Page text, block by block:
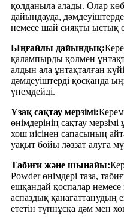
қолданыла алады. Олар
дайындауда,
немесе шай сияқты ыстық
Ыңғайлы дайындық:
қалампырды қолмен
алдын ала ұнтақталған
дәмдеуіштерді қосқанда
үнемдейді.
Ұзақ сақтау мерзімі:
өнімдерінің сақтау
хош иісінен сапасының
уақыт бойы ләззат алуға
Табиғи және шынайы:
Powder өнімдері таза,
ешқандай қоспалар
аспаздық қанағаттанудың
ететін түпнұсқа дәм мен